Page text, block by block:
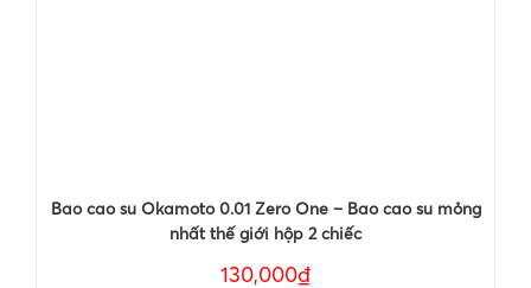
Bao cao su Okamoto 0.01 Zero One – Bao cao su mỏng
nhất thế giới hộp 2 chiếc
130,000₫